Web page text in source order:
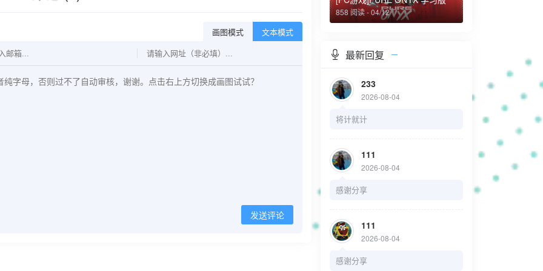
画图模式 文本模式
发送评论
858 阅读 - 04/12
最新回复
233
2026-08-04
将计就计
111
2026-08-04
感谢分享
111
2026-08-04
感谢分享